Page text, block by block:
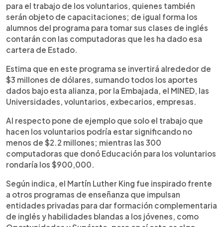
para el trabajo de los voluntarios, quienes también
serán objeto de capacitaciones; de igual forma los
alumnos del programa para tomar sus clases de inglés
contarán con las computadoras que les ha dado esa
cartera de Estado.
Estima que en este programa se invertirá alrededor de
$3 millones de dólares, sumando todos los aportes
dados bajo esta alianza, por la Embajada, el MINED, las
Universidades, voluntarios, exbecarios, empresas.
Al respecto pone de ejemplo que solo el trabajo que
hacen los voluntarios podría estar significando no
menos de $2.2 millones; mientras las 300
computadoras que donó Educación para los voluntarios
rondaría los $900,000.
Según indica, el Martín Luther King fue inspirado frente
a otros programas de enseñanza que impulsan
entidades privadas para dar formación complementaria
de inglés y habilidades blandas a los jóvenes, como